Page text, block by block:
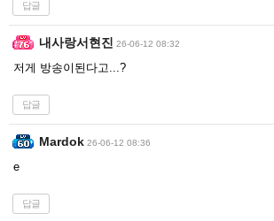
답글
내사랑서현진 26-06-12 08:32
저게 방송이된다고...?
답글
Mardok 26-06-12 08:36
e
답글